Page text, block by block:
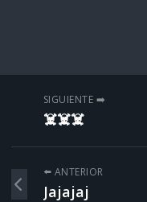
SIGUIENTE ➡️
☠️☠️☠️
⬅️ ANTERIOR
Jajajaj